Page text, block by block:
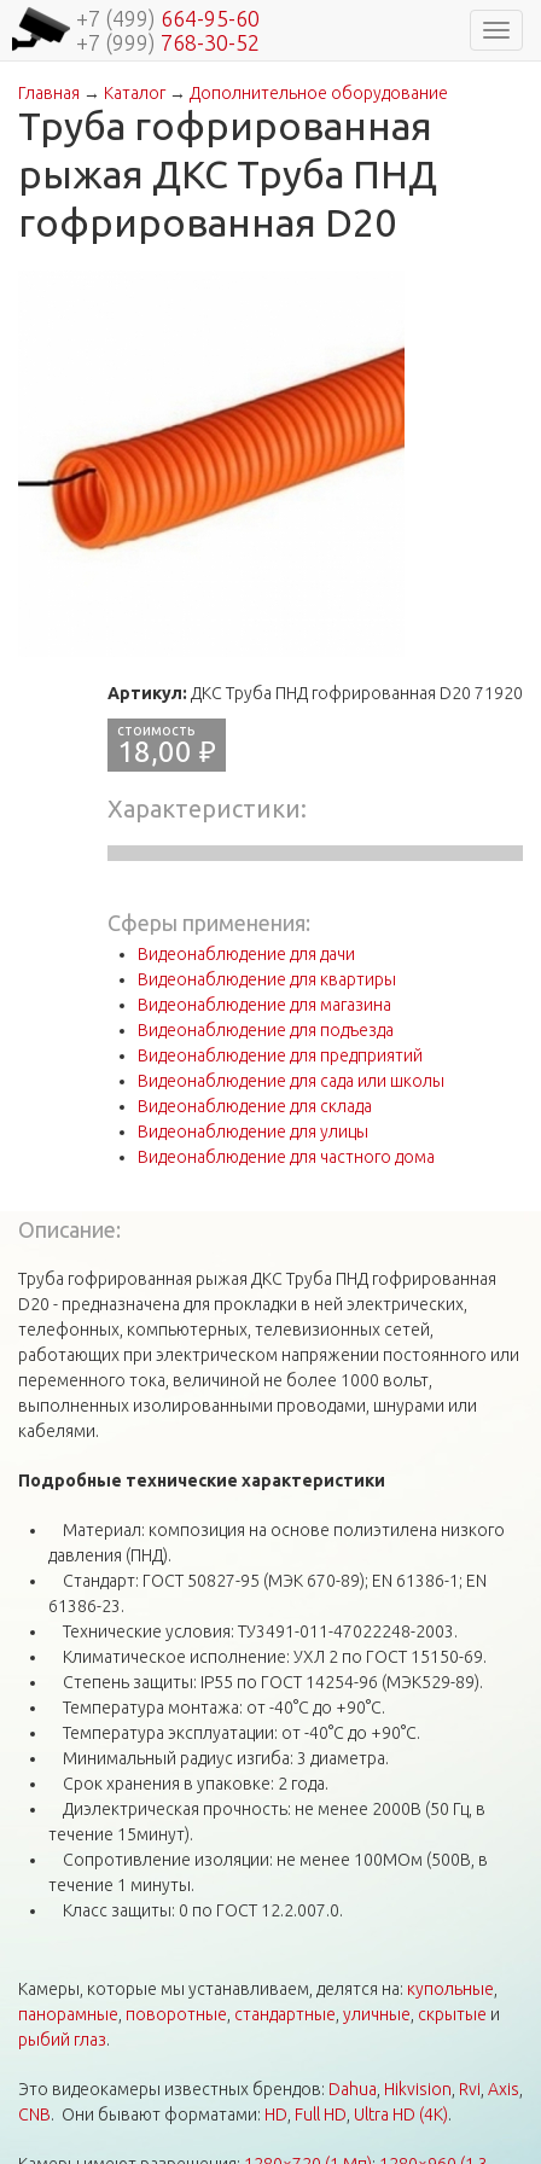
+7 (499) 664-95-60
+7 (999) 768-30-52
Вы здесь
Главная → Каталог→ Дополнительное оборудование
Труба гофрированная
рыжая ДКС Труба ПНД
гофрированная D20
Артикул: ДКС Труба ПНД гофрированная D20 71920
18,00 ₽
Характеристики
Сферы применения:
Видеонаблюдение для дачи
Видеонаблюдение для квартиры
Видеонаблюдение для магазина
Видеонаблюдение для подъезда
Видеонаблюдение для предприятий
Видеонаблюдение для сада или школы
Видеонаблюдение для склада
Видеонаблюдение для улицы
Видеонаблюдение для частного дома
Описание:
Труба гофрированная рыжая ДКС Труба ПНД гофрированная
D20 - предназначена для прокладки в ней электрических,
телефонных, компьютерных, телевизионных сетей,
работающих при электрическом напряжении постоянного или
переменного тока, величиной не более 1000 вольт,
выполненных изолированными проводами, шнурами или
кабелями.
Подробные технические характеристики
Материал: композиция на основе полиэтилена низкого
давления (ПНД).
Стандарт: ГОСТ 50827-95 (МЭК 670-89); EN 61386-1; EN
61386-23.
Технические условия: ТУ3491-011-47022248-2003.
Климатическое исполнение: УХЛ 2 по ГОСТ 15150-69.
Степень защиты: IP55 по ГОСТ 14254-96 (МЭК529-89).
Температура монтажа: от -40°С до +90°С.
Температура эксплуатации: от -40°С до +90°С.
Минимальный радиус изгиба: 3 диаметра.
Срок хранения в упаковке: 2 года.
Диэлектрическая прочность: не менее 2000В (50 Гц, в
течение 15минут).
Сопротивление изоляции: не менее 100МОм (500В, в
течение 1 минуты.
Класс защиты: 0 по ГОСТ 12.2.007.0.
Камеры, которые мы устанавливаем, делятся на: купольные
панорамные поворотные стандартные уличные скрытые и
рыбий глаз.
Это видеокамеры известных брендов: Dahua Hikvision Rvi Axis
CNB. Они бывают форматами: HD Full HD Ultra HD (4K).